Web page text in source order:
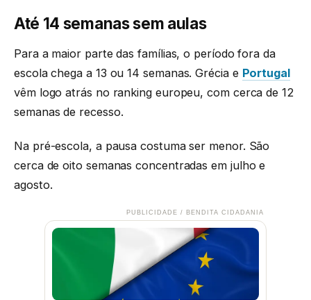
Até 14 semanas sem aulas
Para a maior parte das famílias, o período fora da
escola chega a 13 ou 14 semanas. Grécia e Portugal
vêm logo atrás no ranking europeu, com cerca de 12
semanas de recesso.
Na pré-escola, a pausa costuma ser menor. São
cerca de oito semanas concentradas em julho e
agosto.
PUBLICIDADE / BENDITA CIDADANIA